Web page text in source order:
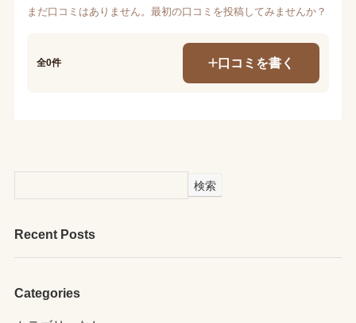
まだ口コミはありません。最初の口コミを投稿してみませんか？
全0件 口コミを書く
検索
Recent Posts
Categories